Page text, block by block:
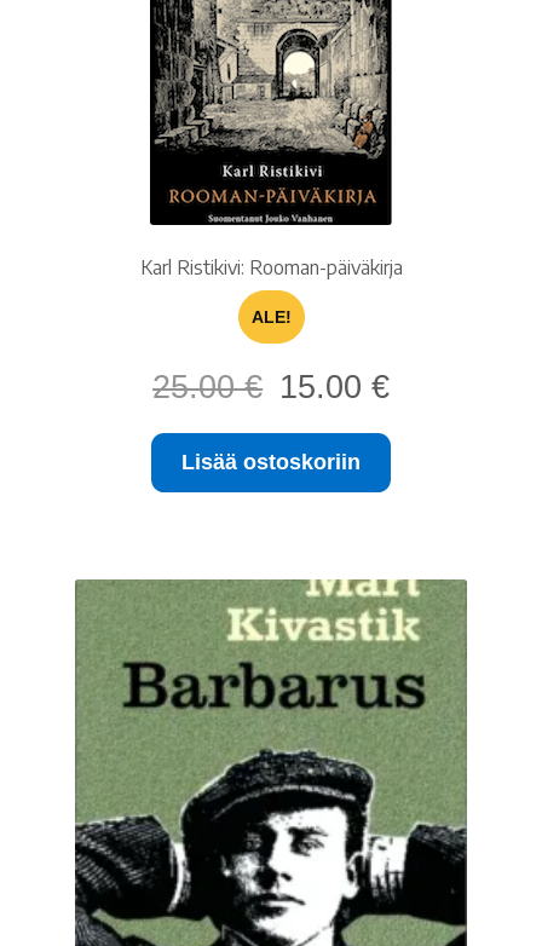
Tilaus- ja sopimusehdot sekä tietosuojaseloste
Saavutettavuusseloste
Karl Ristikivi: Rooman-päiväkirja
ALE!
25.00€
Alkuperäinen
hinta
oli:
25.00 €.
15.00 €Nykyinen
on:
Lisää ostoskoriin